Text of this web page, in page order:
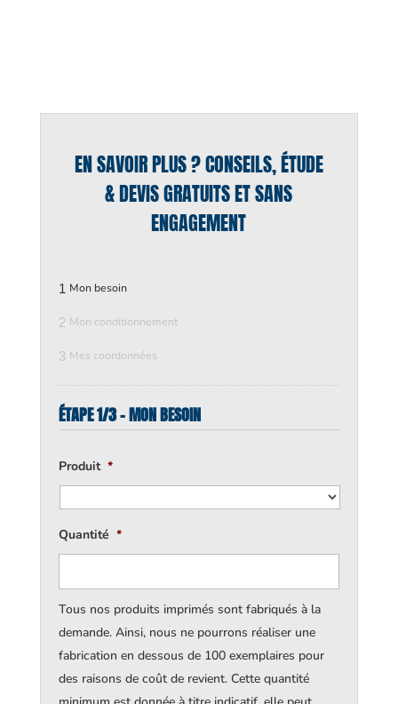
EN SAVOIR PLUS ? CONSEILS, ÉTUDE
& DEVIS GRATUITS ET SANS
ENGAGEMENT
1 Mon besoin
2 Mon conditionnement
3 Mes coordonnées
ÉTAPE 1/3 - MON BESOIN
Produit *
Quantité *
Tous nos produits imprimés sont fabriqués à la
demande. Ainsi, nous ne pourrons réaliser une
fabrication en dessous de 100 exemplaires pour
des raisons de coût de revient. Cette quantité